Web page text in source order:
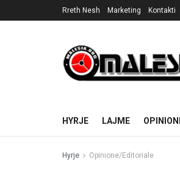
Rreth Nesh Marketing Kontakti
HYRJE LAJME
Hyrje Opinione/Editoriale